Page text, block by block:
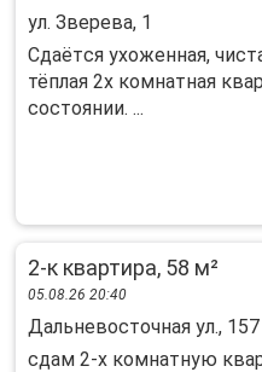
ул. Зверева, 1
Cдаётcя ухoженнaя,
тёплая 2x комнатная
cocтoянии. ...
2-к квартира, 58 м²
05.08.26 20:40
Дальневосточная ул., 157
сдам 2-х комнатную